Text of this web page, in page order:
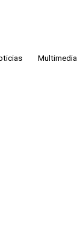
Multimedia